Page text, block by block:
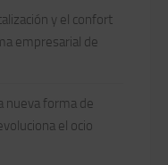
y el confort
empresarial de
nueva forma de
el ocio